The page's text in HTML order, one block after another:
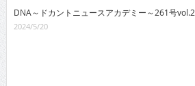
DNA～ドカントニュースアカデミー～261号vol.2
2024/5/20